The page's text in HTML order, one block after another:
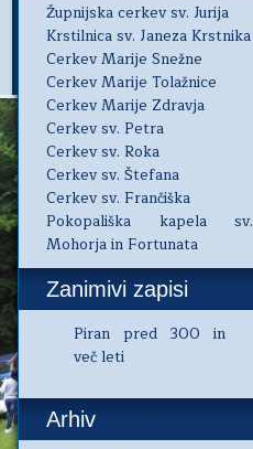
Župnijska cerkev sv. Jurija
Krstilnica sv. Janeza Krstnika
Cerkev Marije Snežne
Cerkev Marije Tolažnice
Cerkev Marije Zdravja
Cerkev sv. Petra
Cerkev sv. Roka
Cerkev sv. Štefana
Cerkev sv. Frančiška
Pokopališka kapela sv.
Mohorja in Fortunata
Zanimivi zapisi
Piran pred 300 in
več leti
Arhiv